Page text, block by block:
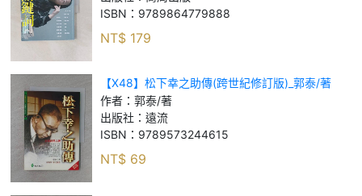
ISBN： 9789864779888
NT$ 179
【X48】松下幸之助傳(跨世紀修訂版)_郭泰/著
作者： 郭泰/著
出版社： 遠流
ISBN： 9789573244615
NT$ 69